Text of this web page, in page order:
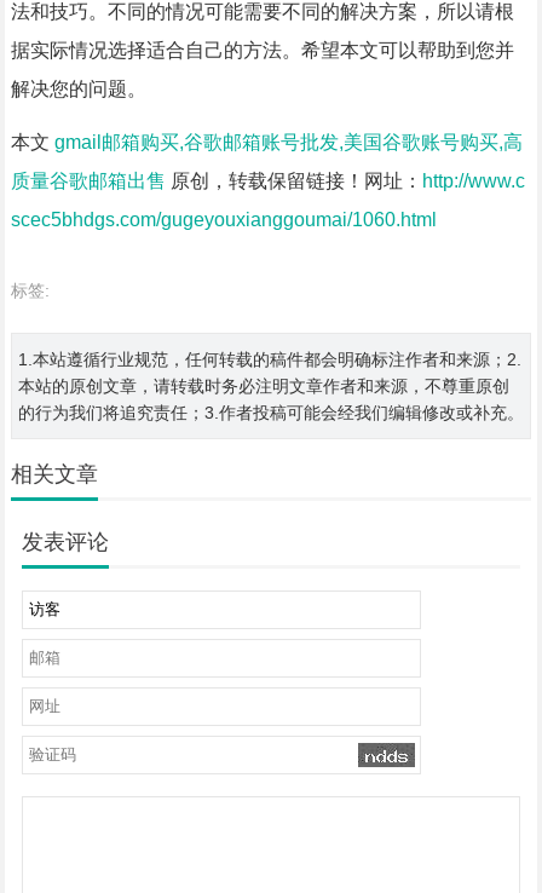
法和技巧。不同的情况可能需要不同的解决方案，所以请根
据实际情况选择适合自己的方法。希望本文可以帮助到您并
解决您的问题。
本文 gmail邮箱购买,谷歌邮箱账号批发,美国谷歌账号购买,高
质量谷歌邮箱出售 原创，转载保留链接！网址： http://www.c
scec5bhdgs.com/gugeyouxianggoumai/1060.html
标签:
1.本站遵循行业规范，任何转载的稿件都会明确标注作者和来源；2.
本站的原创文章，请转载时务必注明文章作者和来源，不尊重原创
的行为我们将追究责任；3.作者投稿可能会经我们编辑修改或补充。
相关文章
发表评论